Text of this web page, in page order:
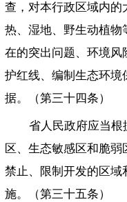
查，对本行政区域内
热、湿地、野生动植
在的突出问题、环境
护红线、编制生态环境
据。（第三十四条）
省人民政府应当
区、生态敏感区和脆
禁止、限制开发的区
施。（第三十五条）